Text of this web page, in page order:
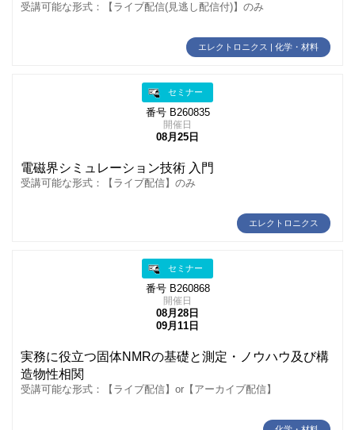
受講可能な形式：【ライブ配信(見逃し配信付)】のみ
エレクトロニクス | 化学・材料
セミナー
番号 B260835
開催日
08月25日
電磁界シミュレーション技術 入門
受講可能な形式：【ライブ配信】のみ
エレクトロニクス
セミナー
番号 B260868
開催日
08月28日
09月11日
実務に役立つ固体NMRの基礎と測定・ノウハウ及び構
造物性相関
受講可能な形式：【ライブ配信】or【アーカイブ配信】